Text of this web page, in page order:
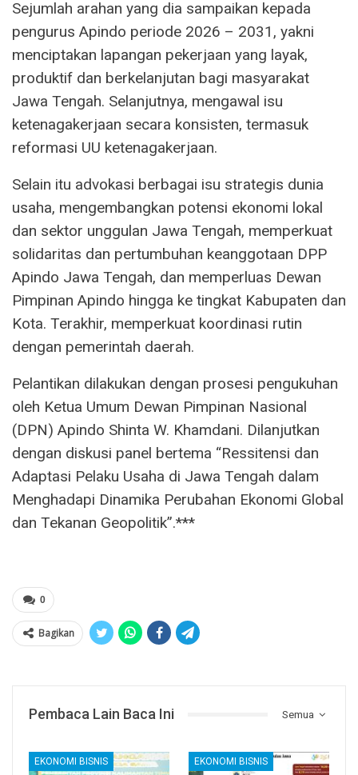
Sejumlah arahan yang dia sampaikan kepada
pengurus Apindo periode 2026 – 2031, yakni
menciptakan lapangan pekerjaan yang layak,
produktif dan berkelanjutan bagi masyarakat
Jawa Tengah. Selanjutnya, mengawal isu
ketenagakerjaan secara konsisten, termasuk
reformasi UU ketenagakerjaan.
Selain itu advokasi berbagai isu strategis dunia
usaha, mengembangkan potensi ekonomi lokal
dan sektor unggulan Jawa Tengah, memperkuat
solidaritas dan pertumbuhan keanggotaan DPP
Apindo Jawa Tengah, dan memperluas Dewan
Pimpinan Apindo hingga ke tingkat Kabupaten dan
Kota. Terakhir, memperkuat koordinasi rutin
dengan pemerintah daerah.
Pelantikan dilakukan dengan prosesi pengukuhan
oleh Ketua Umum Dewan Pimpinan Nasional
(DPN) Apindo Shinta W. Khamdani. Dilanjutkan
dengan diskusi panel bertema “Ressitensi dan
Adaptasi Pelaku Usaha di Jawa Tengah dalam
Menghadapi Dinamika Perubahan Ekonomi Global
dan Tekanan Geopolitik”.***
0
Bagikan
Semua
Pembaca Lain Baca Ini
EKONOMI BISNIS EKONOMI BISNIS